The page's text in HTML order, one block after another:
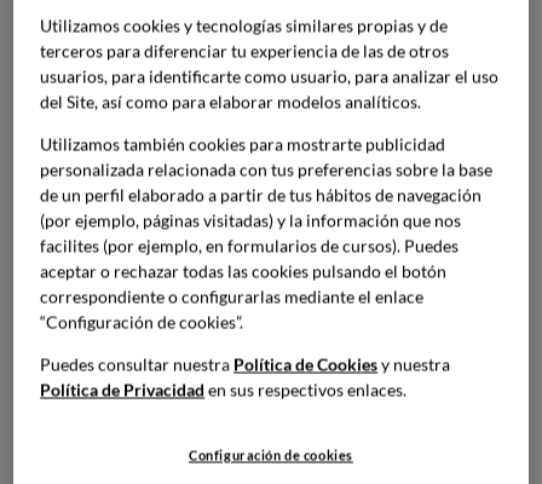
gastronómico .
Si nos vamos a qué es la FP dual, su definición es muy
simple. Se trata de un
modelo educativo que integra la
formación teóricaen las instituciones públicas de
educación, con la experiencia prácticaen empresas del
sector correspondiente.
A primera vista, puede parecer lo mismo que en la
Formación Profesionalclásica. Sin embargo, en esta
prácticas ascienden a 400 horas; a 130 horas en los
ciclos básicos, y a 85 horas en los de especialización.
completado todas las materias teóricas.
Utilizamos cookies y tecnologías similares propias y de
terceros para diferenciar tu experiencia de las de otros
usuarios, para identificarte como usuario, para analizar el uso
del Site, así como para elaborar modelos analíticos.
Utilizamos también cookies para mostrarte publicidad
personalizada relacionada con tus preferencias sobre la base
de un perfil elaborado a partir de tus hábitos de navegación
(por ejemplo, páginas visitadas) y la información que nos
facilites (por ejemplo, en formularios de cursos). Puedes
aceptar o rechazar todas las cookies pulsando el botón
correspondiente o configurarlas mediante el enlace
“Configuración de cookies”.
Puedes consultar nuestra Política de Cookiesy nuestra
Política de Privacidad en sus respectivos enlaces.
Configuración de cookies